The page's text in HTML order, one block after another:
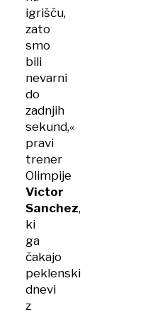
igrišču,
zato
smo
bili
nevarni
do
zadnjih
sekund,«
pravi
trener
Olimpije
Victor
Sanchez,
ki
ga
čakajo
peklenski
dnevi
z